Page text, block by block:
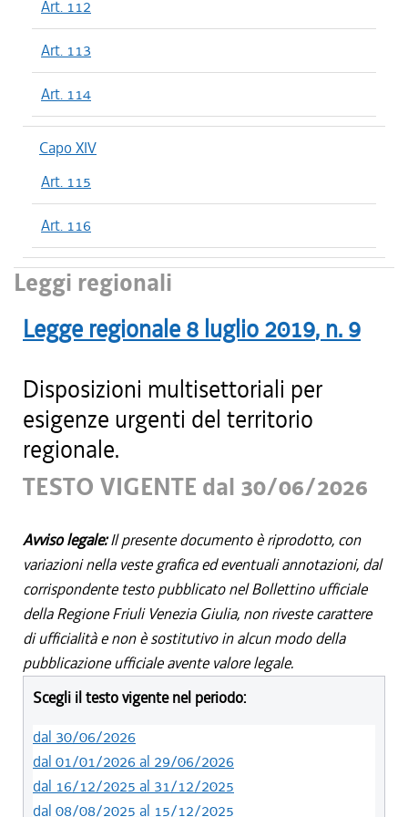
Art. 112
Art. 113
Art. 114
Capo XIV
Art. 115
Art. 116
Leggi regionali
Legge regionale 8 luglio 2019, n. 9
Disposizioni multisettoriali per
esigenze urgenti del territorio
regionale.
TESTO VIGENTE dal 30/06/2026
Avviso legale:Il presente documento è riprodotto, con
variazioni nella veste grafica ed eventuali annotazioni, dal
corrispondente testo pubblicato nel Bollettino ufficiale
della Regione Friuli Venezia Giulia, non riveste carattere
di ufficialità e non è sostitutivo in alcun modo della
pubblicazione ufficiale avente valore legale.
Scegli il testo vigente nel periodo:
dal 30/06/2026
dal 01/01/2026 al 29/06/2026
dal 16/12/2025 al 31/12/2025
dal 08/08/2025 al 15/12/2025